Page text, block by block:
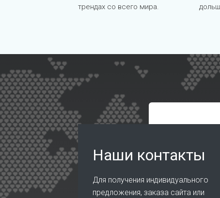
трендах со всего мира.
Наши контакты
Для получения индивидуального
предложения, заказа сайта или